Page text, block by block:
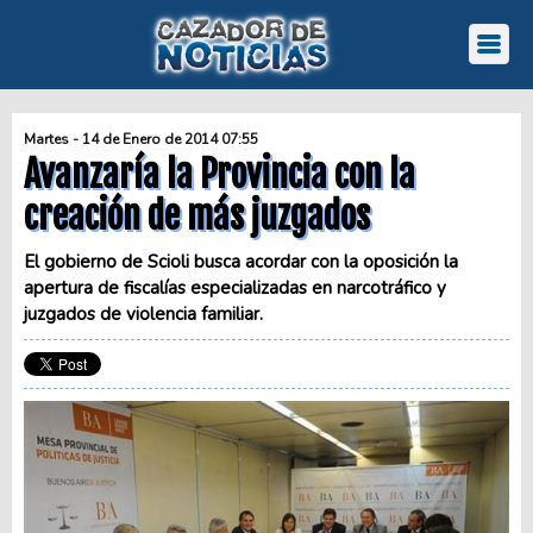
Martes - 14 de Enero de 2014 07:55
Avanzaría la Provincia con la
creación de más juzgados
El gobierno de Scioli busca acordar con la oposición la
apertura de fiscalías especializadas en narcotráfico y
juzgados de violencia familiar.